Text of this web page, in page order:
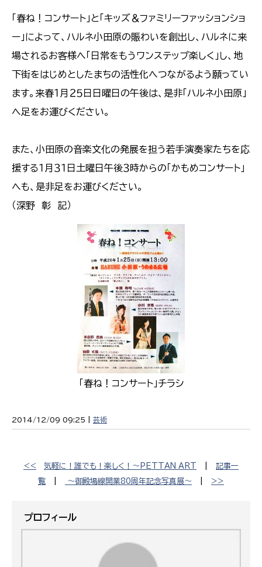
「春ね！コンサート」と「キッズ＆ファミリーファッションショ
ー」によって、ハルネ小田原の賑わいを創出し、ハルネに来
場されるお客様へ「日常をもうワンステップ楽しく」し、地
下街をはじめとしたまちの活性化へつながるよう願ってい
ます。来春１月２５日日曜日の午後は、是非「ハルネ小田原」
へ足をお運びください。
また、小田原の音楽文化の発展を担う若手演奏家たちを応
援する１月３１日土曜日午後３時からの「かもめコンサート」
へも、是非足をお運びください。
（深野 彰 記）
「春ね！コンサート」チラシ
2014/12/09 09:25 | 芸術
<< 気軽に！誰でも！楽しく！〜PETTAN ART
記事一
覧
〜御殿場線開業80周年記念写真展〜 >>
プロフィール